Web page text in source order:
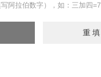
阿拉伯数字），如：三加四=7